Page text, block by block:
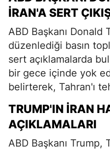
İRAN'A SERT
ABD Başkanı Donald
düzenlediği basın
sert açıklamalarda
bir gece içinde yok
belirterek, Tahran'ı
TRUMP'IN İRAN
AÇIKLAMALARI
ABD Başkanı Trump,